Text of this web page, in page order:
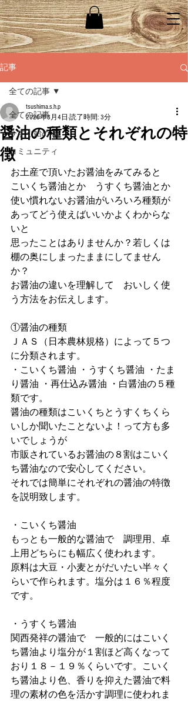
記事
全ての記事
今すぐ始める
コミュニティ
全ての記事
醤油の種類とそれぞれの特
徴
tsushima.s.h.p
2020年8月4日 読了時間: 3分
お土産で頂いたお醤油をみてみると
こいくち醤油とか　うすくち醤油とか
使い慣れないお醤油がいろいろ種類が
あってどう使えばいいかよくわからな
いと
思ったことはありませんか？若しくは
棚の奥にしまったままにしてません
か？
お醤油の違いを理解して　おいしく使
う方法をお伝えします。
①醤油の種類
ＪＡＳ（日本農林規格）によって５つ
に分類されます。
・こいくち醤油 ・うすくち醤油 ・たま
り醤油 ・再仕込み醤油 ・白醤油の５種
類です。
醤油の種類はこいくちとうすくちくら
いしか聞いたことないよ！って方も多
いでしょうが
市販されているお醤油の８割はこいく
ち醤油なので安心してください。
それでは簡単にそれぞれの醤油の特徴
を説明致します。
・こいくち醤油
もっとも一般的な醤油で　調理用、卓
上用どちらにも幅広く使われます。
原料は大豆・小麦とがだいたい半々く
らいで作られます。塩分は１６％程度
です。
・うすくち醤油
関西発祥の醤油で　一般的にはこいく
ち醤油より塩分が１割ほど高くなって
おり１８－１９％くらいです。こいく
ち醤油より色、香りを抑えた醤油で料
理の素材の色を活かす調理に使われま